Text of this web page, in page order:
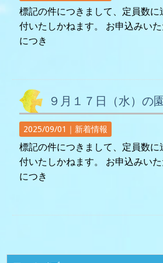
標記の件につきまして、定員数に
付いたしかねます。 お申込みい
につき
９月１７日（水）の
2025/09/01｜ 新着情報
標記の件につきまして、定員数に
付いたしかねます。 お申込みい
につき